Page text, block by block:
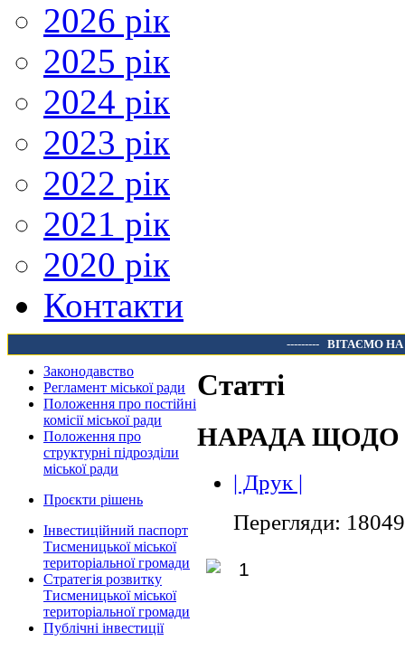
2026 рік
2025 рік
2024 рік
2023 рік
2022 рік
2021 рік
2020 рік
Контакти
--------- ВІТАЄМО
Законодавство
Регламент міської ради
Положення про постійні
комісії міської ради
Положення про
структурні підрозділи
міської ради
Проєкти рішень
Інвестиційний паспорт
Тисменицької міської
територіальної громади
Стратегія розвитку
Тисменицької міської
територіальної громади
Публічні інвестиції
Статті
НАРАДА ЩОДО
| Друк |
Перегляди: 18049